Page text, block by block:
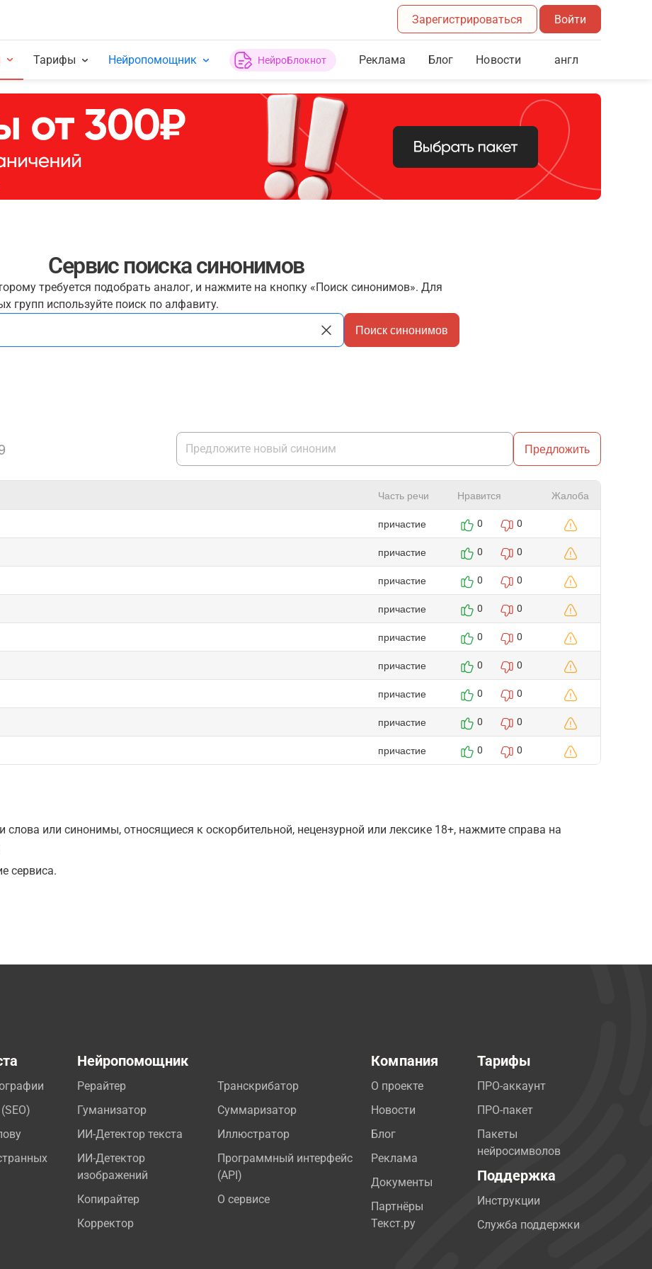
Зарегистрироваться Войти
Тарифы Нейропомощник НейроБлокнот Реклама Блог Новости англ
Сервис поиска синонимов
требуется подобрать аналог, и нажмите на кнопку «Поиск синонимов». Для
групп используйте поиск по алфавиту.
Поиск синонимов
Предложить
Часть речи Нравится Жалоба
причастие 0 0
причастие 0 0
причастие 0 0
причастие 0 0
причастие 0 0
причастие 0 0
причастие 0 0
причастие 0 0
причастие 0 0
или синонимы, относящиеся к оскорбительной, нецензурной или лексике 18+, нажмите справа на
сервиса.
Нейропомощник
Рерайтер
Гуманизатор
ИИ-Детектор текста
ИИ-Детектор
изображений
Копирайтер
Корректор
Транскрибатор
Суммаризатор
Иллюстратор
Программный интерфейс
(API)
О сервисе
Компания
О проекте
Новости
Блог
Реклама
Документы
Партнёры
Текст.ру
Тарифы
ПРО-аккаунт
ПРО-пакет
Пакеты
нейросимволов
Поддержка
Инструкции
Служба поддержки